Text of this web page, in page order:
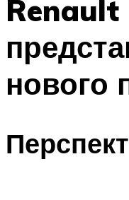
Renault
нового